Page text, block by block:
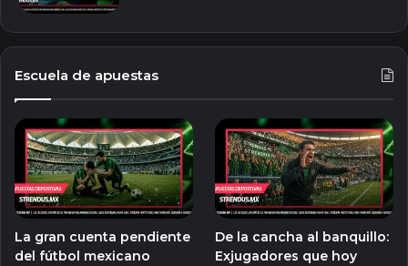
Escuela de apuestas
La gran cuenta pendiente
del fútbol mexicano
De la cancha al banquillo:
Exjugadores que hoy